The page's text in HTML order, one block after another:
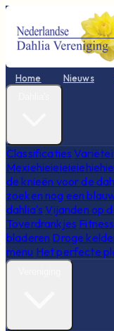
Home Nieuws
Classificaties
de knieën voor de
zoeken nog een
dahlia's Vijanden op
Toverdrankjes
bladeren Droge
menu Het perfecte